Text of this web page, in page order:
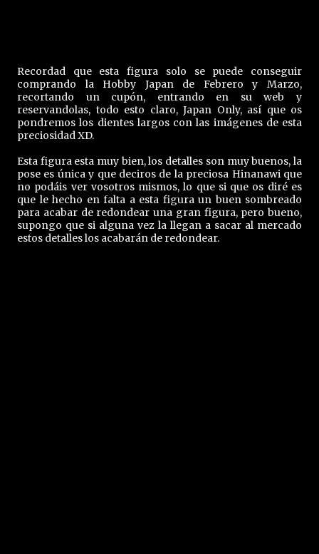
Recordad que esta figura solo se puede conseguir
comprando la Hobby Japan de Febrero y Marzo,
recortando un cupón, entrando en su web y
reservandolas, todo esto claro, Japan Only, así que os
pondremos los dientes largos con las imágenes de esta
preciosidad XD.
Esta figura esta muy bien, los detalles son muy buenos, la
pose es única y que deciros de la preciosa Hinanawi que
no podáis ver vosotros mismos, lo que si que os diré es
que le hecho en falta a esta figura un buen sombreado
para acabar de redondear una gran figura, pero bueno,
supongo que si alguna vez la llegan a sacar al mercado
estos detalles los acabarán de redondear.